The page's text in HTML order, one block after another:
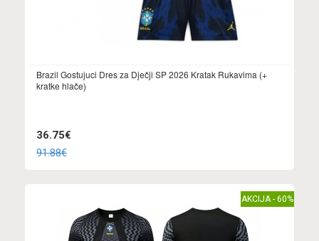
Brazil Gostujuci Dres za Dječji SP 2026 Kratak Rukavima (+
kratke hlače)
36.75€
91.88€
AKCIJA - 60%